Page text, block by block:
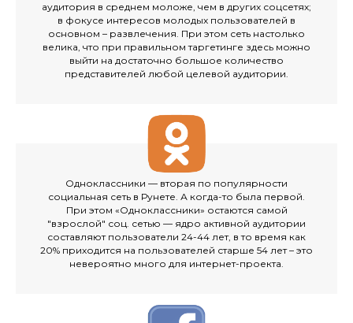
аудитория в среднем моложе, чем в других соцсетях;
в фокусе интересов молодых пользователей в
основном – развлечения. При этом сеть настолько
велика, что при правильном таргетинге здесь можно
выйти на достаточно большое количество
представителей любой целевой аудитории.
Одноклассники — вторая по популярности
социальная сеть в Рунете. А когда-то была первой.
При этом «Одноклассники» остаются самой
"взрослой" соц. сетью — ядро активной аудитории
составляют пользователи 24-44 лет, в то время как
20% приходится на пользователей старше 54 лет – это
невероятно много для интернет-проекта.